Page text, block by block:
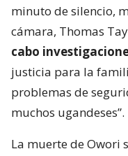
minuto de silencio,
cámara, Thomas
cabo
justicia para la
problemas de
muchos ugandeses”.
La muerte de Owori